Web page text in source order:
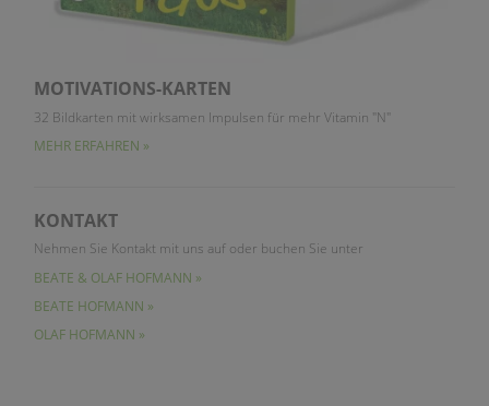
MOTIVATIONS-KARTEN
32 Bildkarten mit wirksamen Impulsen für mehr Vitamin "N"
MEHR ERFAHREN »
KONTAKT
Nehmen Sie Kontakt mit uns auf oder buchen Sie unter
BEATE & OLAF HOFMANN »
BEATE HOFMANN »
OLAF HOFMANN »